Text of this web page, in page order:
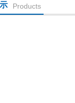
Products